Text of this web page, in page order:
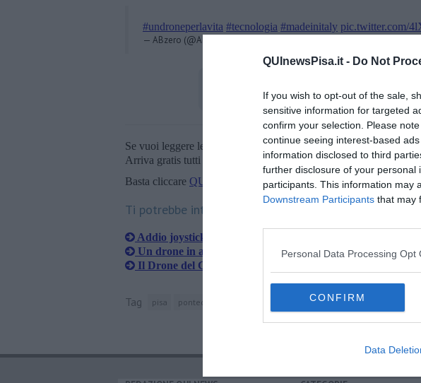
QUInewsPisa.it - Do Not
If you wish to opt-out of the sale,
sensitive information for targeted
confirm your selection. Please
continue seeing interest-based
information disclosed to third
further disclosure of your personal
participants. This information may
Downstream Participants that may
Personal Data Processing Opt
CONFIRM
Data
#undroneperlavita #tecnologia #madeinitaly pic.twitter.com/
— ABzero (@AbzeroSrls)
Se vuoi leggere le notizie principali della Toscana iscriviti alla
Arriva gratis tutti i giorni alle 20:00 direttamente nella tua casella
Basta cliccare QUI
Ti potrebbe interessare anche:
Addio joystick, il drone si pilota con il corpo
Un drone in aiuto alla Protezione civile
Il Drone del Cnr vola su piazza 20 settembre
Tag pisa pontedera portoferraio spin-off internet